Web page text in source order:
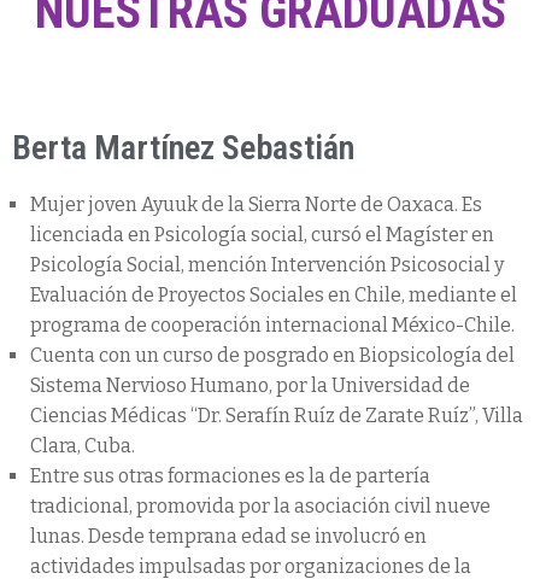
NUESTRAS GRADUADAS
Berta Martínez Sebastián
Mujer joven Ayuuk de la Sierra Norte de Oaxaca. Es
licenciada en Psicología social, cursó el Magíster en
Psicología Social, mención Intervención Psicosocial y
Evaluación de Proyectos Sociales en Chile, mediante el
programa de cooperación internacional México-Chile.
Cuenta con un curso de posgrado en Biopsicología del
Sistema Nervioso Humano, por la Universidad de
Ciencias Médicas “Dr. Serafín Ruíz de Zarate Ruíz”, Villa
Clara, Cuba.
Entre sus otras formaciones es la de partería
tradicional, promovida por la asociación civil nueve
lunas. Desde temprana edad se involucró en
actividades impulsadas por organizaciones de la